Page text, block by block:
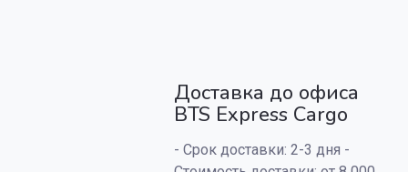
Доставка до офиса
BTS Express Cargo
- Срок доставки: 2-3 дня -